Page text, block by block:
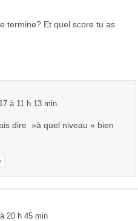
termine? Et quel score tu as
à 11 h 13 min
dire »à quel niveau » bien
20 h 45 min